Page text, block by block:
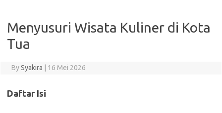
Menyusuri Wisata Kuliner di Kota
Tua
BySyakira 16 Mei 2026
Daftar Isi